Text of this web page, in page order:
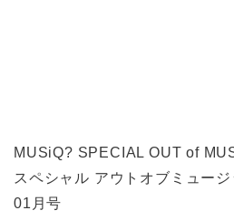
MUSiQ? SPECIAL OUT of
スペシャル アウトオブミュー
01月号